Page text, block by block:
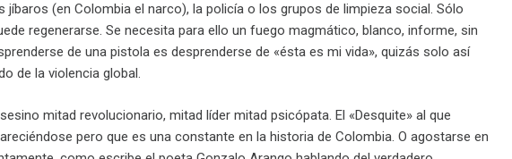
(en Colombia el narco), la policía o los grupos de limpieza social. Sólo
regenerarse. Se necesita para ello un fuego magmático, blanco, informe, sin
de una pistola es desprenderse de «ésta es mi vida», quizás solo así
de la violencia global.
mitad revolucionario, mitad líder mitad psicópata. El «Desquite» al que
pero que es una constante en la historia de Colombia. O agostarse en